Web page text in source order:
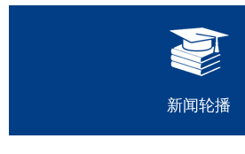
新闻轮播